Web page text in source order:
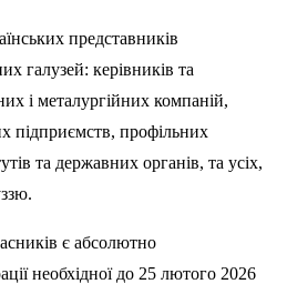
представників
галузей: керівників та
і металургійних компаній,
підприємств, профільних
та державних органів, та усіх,
.
є абсолютно
необхідної до 25 лютого 2026